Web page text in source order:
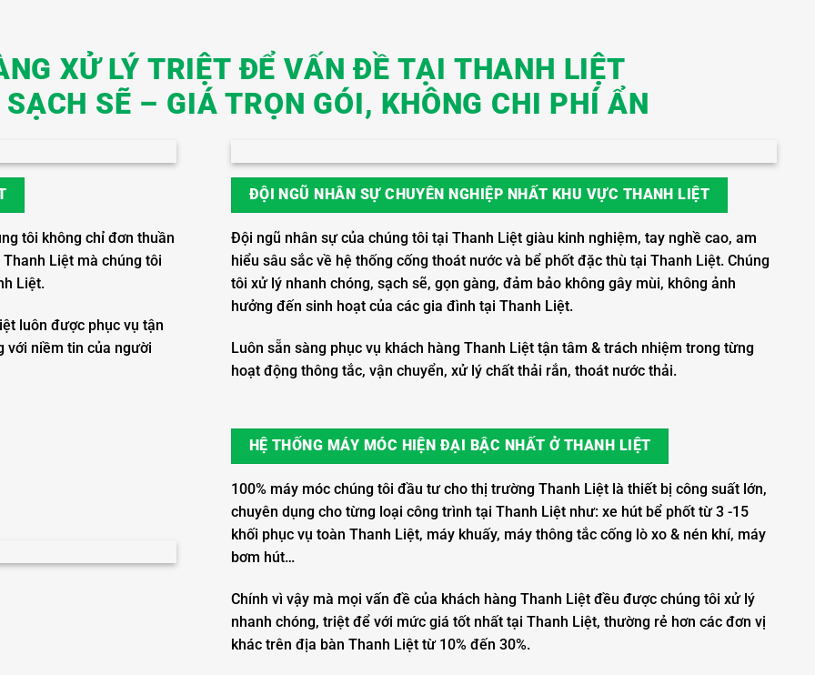
XỬ LÝ TRIỆT ĐỂ VẤN ĐỀ TẠI THANH LIỆT
SẼ – GIÁ TRỌN GÓI, KHÔNG CHI PHÍ ẨN
tôi không chỉ đơn thuần
Liệt mà chúng tôi
Liệt.
luôn được phục vụ tận
với niềm tin của người
ĐỘI NGŨ NHÂN SỰ CHUYÊN NGHIỆP NHẤT KHU VỰC THANH LIỆT
Đội ngũ nhân sự của chúng tôi tại Thanh Liệt giàu kinh nghiệm, tay nghề cao, am
hiểu sâu sắc về hệ thống cống thoát nước và bể phốt đặc thù tại Thanh Liệt. Chúng
tôi xử lý nhanh chóng, sạch sẽ, gọn gàng, đảm bảo không gây mùi, không ảnh
hưởng đến sinh hoạt của các gia đình tại Thanh Liệt.
Luôn sẵn sàng phục vụ khách hàng Thanh Liệt tận tâm & trách nhiệm trong từng
hoạt động thông tắc, vận chuyển, xử lý chất thải rắn, thoát nước thải.
HỆ THỐNG MÁY MÓC HIỆN ĐẠI BẬC NHẤT Ở THANH LIỆT
100% máy móc chúng tôi đầu tư cho thị trường Thanh Liệt là thiết bị công suất lớn,
chuyên dụng cho từng loại công trình tại Thanh Liệt như: xe hút bể phốt từ 3 -15
khối phục vụ toàn Thanh Liệt, máy khuấy, máy thông tắc cống lò xo & nén khí, máy
bơm hút…
Chính vì vậy mà mọi vấn đề của khách hàng Thanh Liệt đều được chúng tôi xử lý
nhanh chóng, triệt để với mức giá tốt nhất tại Thanh Liệt, thường rẻ hơn các đơn vị
khác trên địa bàn Thanh Liệt từ 10% đến 30%.